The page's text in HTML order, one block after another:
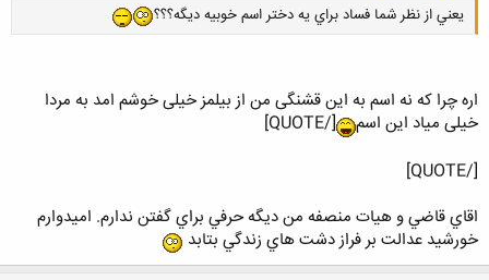
يعني از نظر شما فساد براي يه دختر اسم خوبيه ديگه؟؟؟
اره چرا که نه اسم به این قشنگی من از بیلمز خیلی خوشم امد به مردا
خیلی میاد این اسم
[/QUOTE]
[/QUOTE]
اقاي قاضي و هيات منصفه من ديگه حرفي براي گفتن ندارم. اميدوارم
خورشيد عدالت بر فراز دشت هاي زندگي بتابد